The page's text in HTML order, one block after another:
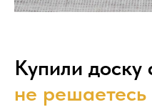
Купили доску
не решаетесь